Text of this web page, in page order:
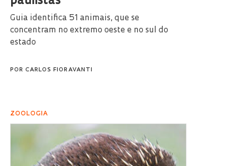
Guia identifica 51 animais, que se
concentram no extremo oeste e no sul do
estado
POR CARLOS FIORAVANTI
ZOOLOGIA